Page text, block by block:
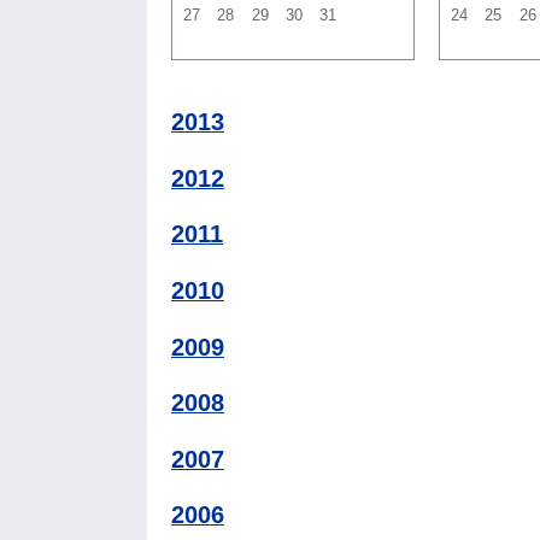
27
28 29 30 31
24
25 26
2013
2012
2011
2010
2009
2008
2007
2006